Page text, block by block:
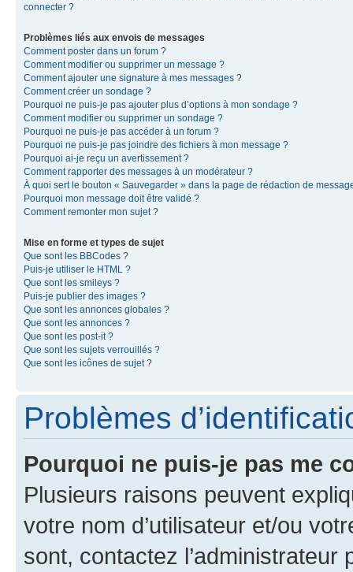
connecter ?
Problèmes liés aux envois de messages
Comment poster dans un forum ?
Comment modifier ou supprimer un message ?
Comment ajouter une signature à mes messages ?
Comment créer un sondage ?
Pourquoi ne puis-je pas ajouter plus d’options à mon sondage ?
Comment modifier ou supprimer un sondage ?
Pourquoi ne puis-je pas accéder à un forum ?
Pourquoi ne puis-je pas joindre des fichiers à mon message ?
Pourquoi ai-je reçu un avertissement ?
Comment rapporter des messages à un modérateur ?
À quoi sert le bouton « Sauvegarder » dans la page de rédaction de
Pourquoi mon message doit être validé ?
Comment remonter mon sujet ?
Mise en forme et types de sujet
Que sont les BBCodes ?
Puis-je utiliser le HTML ?
Que sont les smileys ?
Puis-je publier des images ?
Que sont les annonces globales ?
Que sont les annonces ?
Que sont les post-it ?
Que sont les sujets verrouillés ?
Que sont les icônes de sujet ?
Problèmes
Pourquoi ne puis-je pas me
Plusieurs raisons peuvent
votre nom d’utilisateur et/ou
sont, contactez l’administrateur